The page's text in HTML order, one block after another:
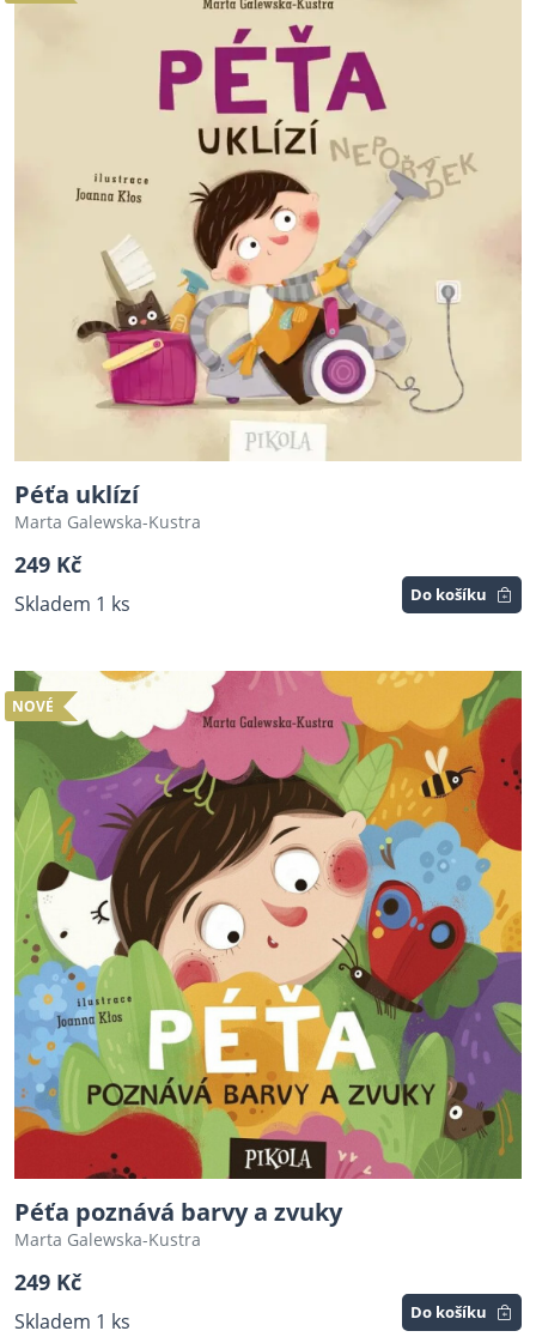
Péťa uklízí
Marta Galewska-Kustra
249 Kč
Skladem 1 ks Do košíku
NOVÉ
Péťa poznává barvy a zvuky
Marta Galewska-Kustra
249 Kč
Skladem 1 ks Do košíku